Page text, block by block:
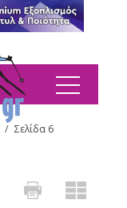
/ Σελίδα 6